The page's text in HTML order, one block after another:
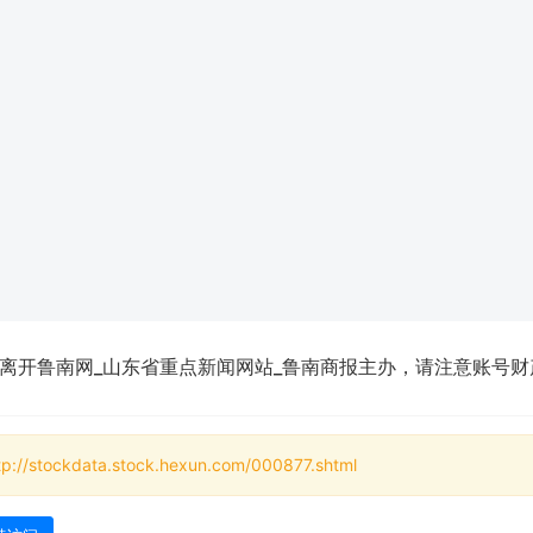
开鲁南网_山东省重点新闻网站_鲁南商报主办，请注意账号
stockdata.stock.hexun.com/000877.shtml